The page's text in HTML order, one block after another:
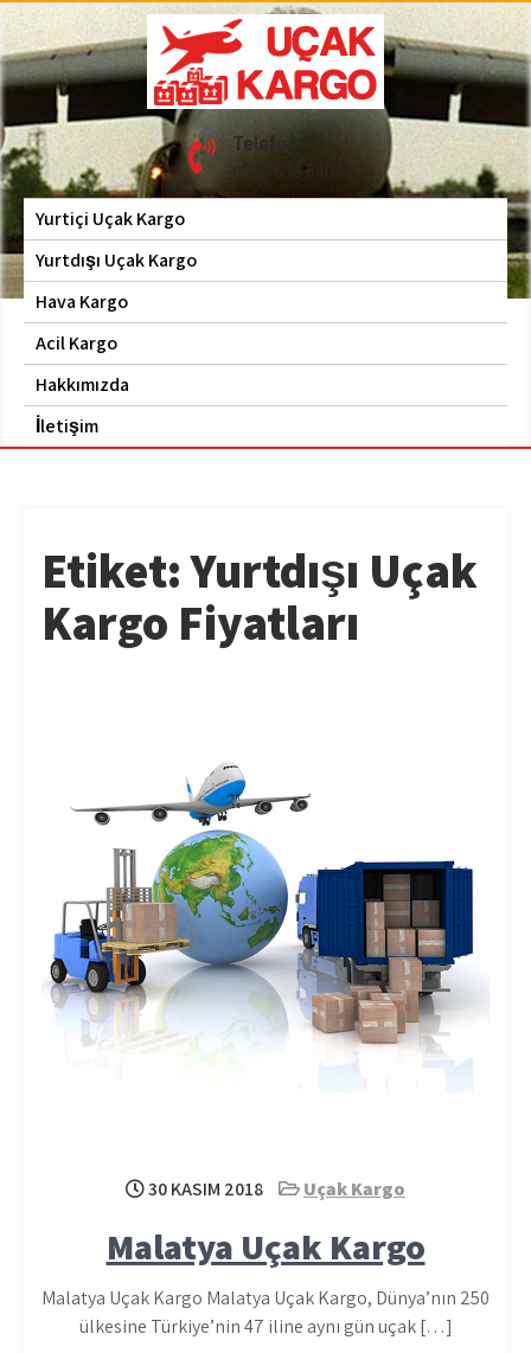
Skip
to
content
Hava Kargo | Acil Kargo
| 0535 653 6408
Uçak Kargo Telefon
0535 653 6408
Yurtiçi Uçak Kargo
Yurtdışı Uçak Kargo
Hava Kargo
Acil Kargo
Hakkımızda
İletişim
Etiket:Yurtdışı Uçak
Kargo Fiyatları
30 KASIM 2018 Uçak Kargo
Malatya Uçak Kargo
Malatya Uçak Kargo Malatya Uçak Kargo, Dünya’nın 250
ülkesine Türkiye’nin 47 iline aynı gün uçak […]